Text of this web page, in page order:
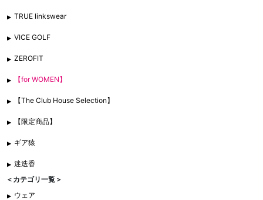
TRUE linkswear
VICE GOLF
ZEROFIT
【for WOMEN】
【The Club House Selection】
【限定商品】
ギア猿
迷迭香
＜カテゴリ一覧＞
ウェア